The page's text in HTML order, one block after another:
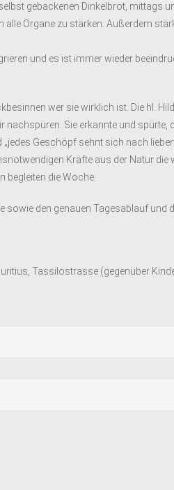
gebackenen Dinkelbrot, mittags
alle Organe zu stärken. Außerdem
und es ist immer wieder
wer sie wirklich ist. Die hl.
nachspüren. Sie erkannte und
Geschöpf sehnt sich nach
Kräfte aus der Natur die
begleiten die Woche.
sowie den genauen Tagesablauf und
Tassilostrasse (gegenüber